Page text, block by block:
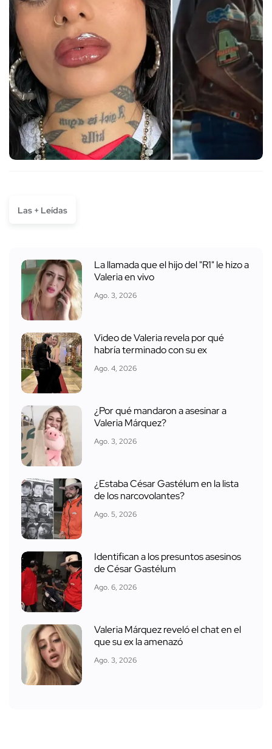
Las + Leídas
La llamada que el hijo del "R1" le hizo a
Valeria en vivo
Ago. 3, 2026
Video de Valeria revela por qué
habría terminado con su ex
Ago. 4, 2026
¿Por qué mandaron a asesinar a
Valeria Márquez?
Ago. 3, 2026
¿Estaba César Gastélum en la lista
de los narcovolantes?
Ago. 5, 2026
Identifican a los presuntos asesinos
de César Gastélum
Ago. 6, 2026
Valeria Márquez reveló el chat en el
que su ex la amenazó
Ago. 3, 2026